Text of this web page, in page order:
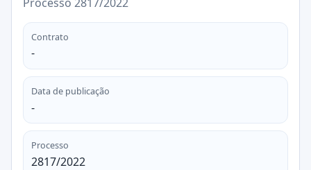
Contrato
-
Data de publicação
-
Processo
2817/2022